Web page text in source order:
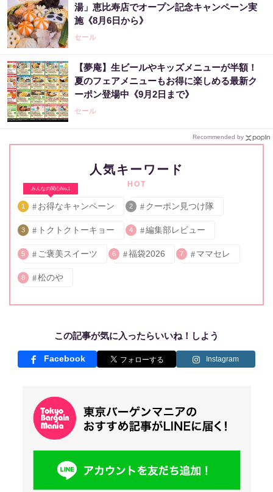
湯」恵比寿店でオープン記念キャンペーン実
施《8月6日から》
セール
【夢庵】生ビールやキッズメニューが半額！
夏のフェアメニューもお得に楽しめる最新ク
ーポン登場中《9月2日まで》
セール
Recommended by
人気キーワード
HOT
みんなの関心No.1
1 お得なキャンペーン 2 クーポン見つけ隊
3 トクトクトーキョー 4 編集部レビュー
5 ご褒美スイーツ 6 福袋2026 7 ママセレ
8 松のや
この記事が気に入ったらいいね！しよう
Facebook Instagram